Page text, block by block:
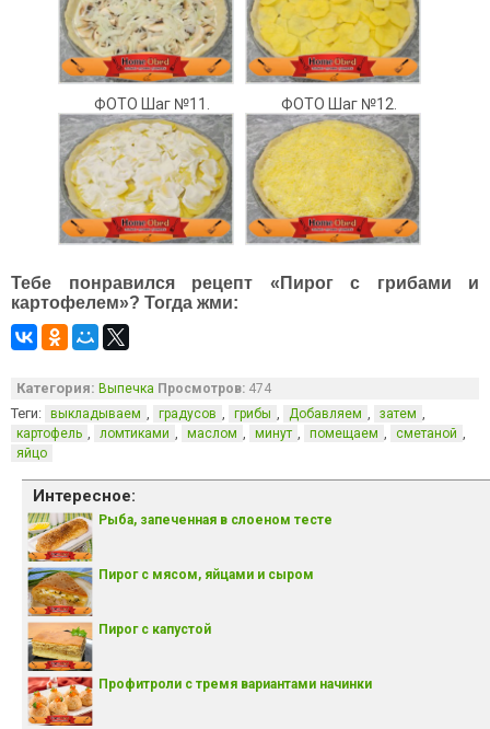
ФОТО Шаг №11. ФОТО Шаг №12.
Тебе понравился рецепт «Пирог с грибами и
картофелем»? Тогда жми:
Категория: Выпечка Просмотров: 474
Теги: выкладываем , градусов , грибы , Добавляем , затем ,
картофель , ломтиками , маслом , минут , помещаем , сметаной ,
яйцо
Интересное:
Рыба, запеченная в слоеном тесте
Пирог с мясом, яйцами и сыром
Пирог с капустой
Профитроли с тремя вариантами начинки